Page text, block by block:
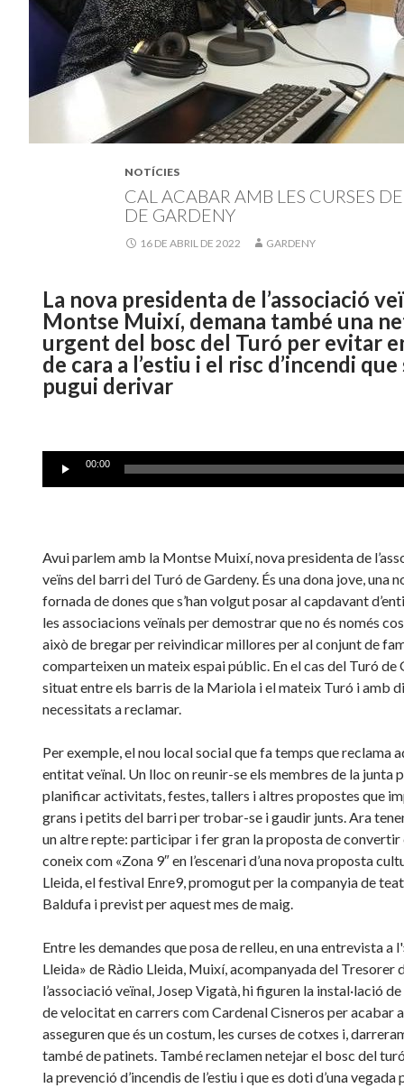
NOTÍCIES
CAL ACABAR AMB LES CURSES
DE GARDENY
16 DE ABRIL DE 2022 GARDENY
La nova presidenta de l’associació
Montse Muixí, demana també una
urgent del bosc del Turó per evitar
de cara a l’estiu i el risc d’incendi que
pugui derivar
Reproductor
00:00
Avui parlem amb la Montse Muixí, nova presidenta de
veïns del barri del Turó de Gardeny. És una dona jove, una
fornada de dones que s’han volgut posar al capdavant
les associacions veïnals per demostrar que no és només
això de bregar per reivindicar millores per al conjunt de
comparteixen un mateix espai públic. En el cas del Turó de
situat entre els barris de la Mariola i el mateix Turó i amb
necessitats a reclamar.
Per exemple, el nou local social que fa temps que reclama
entitat veïnal. Un lloc on reunir-se els membres de la junta
planificar activitats, festes, tallers i altres propostes que
grans i petits del barri per trobar-se i gaudir junts. Ara
un altre repte: participar i fer gran la proposta de convertir
coneix com «Zona 9″ en l’escenari d’una nova proposta
Lleida, el festival Enre9, promogut per la companyia de
Baldufa i previst per aquest mes de maig.
Entre les demandes que posa de relleu, en una entrevista a
Lleida» de Ràdio Lleida, Muixí, acompanyada del Tresorer
l’associació veïnal, Josep Vigatà, hi figuren la instal·lació
de velocitat en carrers com Cardenal Cisneros per acabar
asseguren que és un costum, les curses de cotxes i,
també de patinets. També reclamen netejar el bosc del
la prevenció d’incendis de l’estiu i que es doti d’una vegada